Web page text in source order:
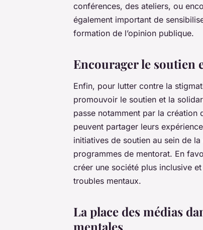
conférences, des ateliers, ou
également important de
formation de l’opinion publique.
Encourager le soutien
Enfin, pour lutter contre la
promouvoir le soutien et la
passe notamment par la création
peuvent partager leurs
initiatives de soutien au sein de
programmes de mentorat. En
créer une société plus inclusive
troubles mentaux.
La place des médias
mentales